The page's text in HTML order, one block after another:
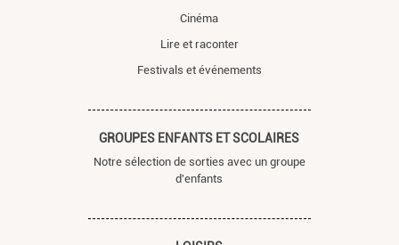
Cinéma
Lire et raconter
Festivals et événements
GROUPES ENFANTS ET SCOLAIRES
Notre sélection de sorties avec un groupe
d'enfants